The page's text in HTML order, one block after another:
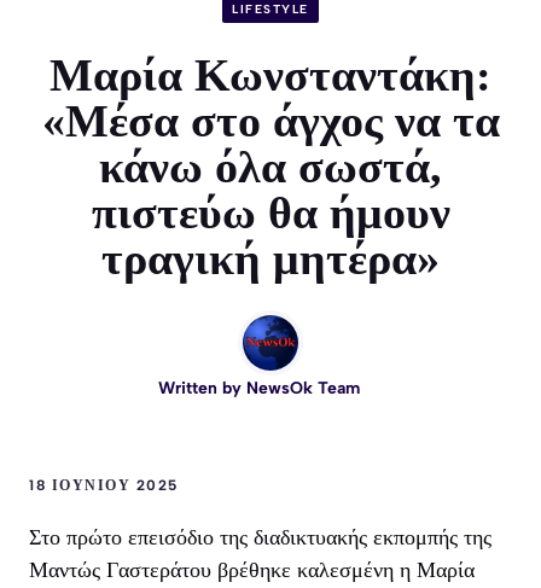
LIFESTYLE
Μαρία Κωνσταντάκη:
«Μέσα στο άγχος να τα
κάνω όλα σωστά,
πιστεύω θα ήμουν
τραγική μητέρα»
Written by NewsOk Team
18 ΙΟΥΝΊΟΥ 2025
Στο πρώτο επεισόδιο της διαδικτυακής εκπομπής της
Μαντώς Γαστεράτου βρέθηκε καλεσμένη η Μαρία